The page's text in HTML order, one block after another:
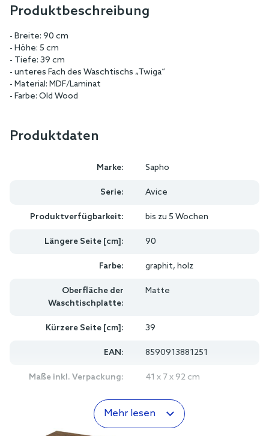
Produktbeschreibung
- Breite: 90 cm
- Höhe: 5 cm
- Tiefe: 39 cm
- unteres Fach des Waschtischs „Twiga“
- Material: MDF/Laminat
- Farbe: Old Wood
Produktdaten
Marke: Sapho
Serie: Avice
Produktverfügbarkeit: bis zu 5 Wochen
Längere Seite [cm]: 90
Farbe: graphit, holz
Oberfläche der
Waschtischplatte:
Matte
Kürzere Seite [cm]: 39
EAN: 8590913881251
Maße inkl. Verpackung: 41 x 7 x 92 cm
Mehr lesen